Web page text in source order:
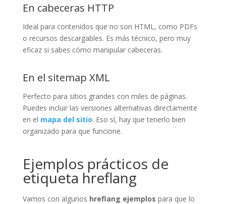
En cabeceras HTTP
Ideal para contenidos que no son HTML, como PDFs
o recursos descargables. Es más técnico, pero muy
eficaz si sabes cómo manipular cabeceras.
En el sitemap XML
Perfecto para sitios grandes con miles de páginas.
Puedes incluir las versiones alternativas directamente
en el mapa del sitio. Eso sí, hay que tenerlo bien
organizado para que funcione.
Ejemplos prácticos de
etiqueta hreflang
Vamos con algunos hreflang ejemplos para que lo